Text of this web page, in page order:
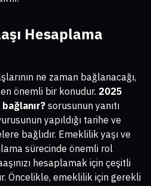
Hesaplama
ne zaman bağlanacağı,
önemli bir konudur. 2025
sorusunun yanıtı
yapıldığı tarihe ve
bağlıdır. Emeklilik yaşı ve
sürecinde önemli rol
hesaplamak için çeşitli
Öncelikle, emeklilik için gerekli